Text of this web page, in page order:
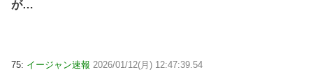
が…
75: イージャン速報 2026/01/12(月) 12:47:39.54